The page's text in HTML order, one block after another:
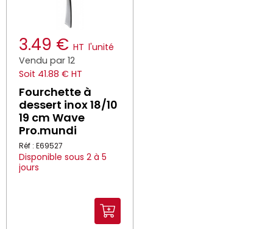
3.49 € HT l'unité
Vendu par 12
Soit 41.88 € HT
Fourchette à
dessert inox 18/10
19 cm Wave
Pro.mundi
Réf : E69527
Disponible sous 2 à 5
jours